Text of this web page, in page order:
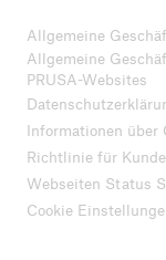
Allgemeine
Allgemeine
PRUSA-Websites
Informationen über
Richtlinie für
Webseiten Status
Cookie